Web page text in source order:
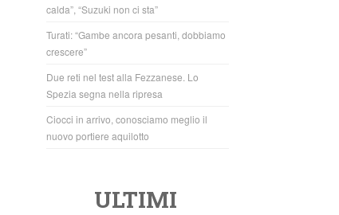
calda”, “Suzuki non ci sta”
Turati: “Gambe ancora pesanti, dobbiamo
crescere”
Due reti nel test alla Fezzanese. Lo
Spezia segna nella ripresa
Ciocci in arrivo, conosciamo meglio il
nuovo portiere aquilotto
ULTIMI